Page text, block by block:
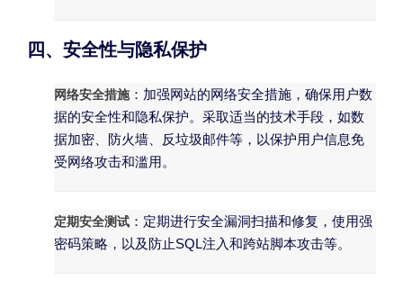
四、安全性与隐私保护
网络安全措施：加强网站的网络安全措施，确保用户数
据的安全性和隐私保护。采取适当的技术手段，如数
据加密、防火墙、反垃圾邮件等，以保护用户信息免
受网络攻击和滥用。
定期安全测试 ：定期进行安全漏洞扫描和修复，使用强
密码策略，以及防止SQL注入和跨站脚本攻击等。